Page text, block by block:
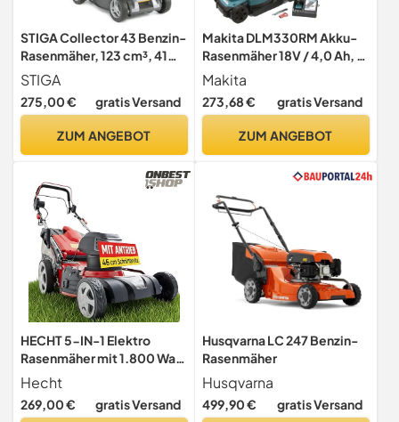
STIGA Collector 43 Benzin-
Rasenmäher, 123 cm³, 41
cm – 60 l Fangkorb,
Klappbarer Und
Verstellbarer Holm –
Rot
STIGA
275,00 € gratis Versand
ZUM ANGEBOT
Makita DLM330RM Akku-
Rasenmäher 18V / 4,0 Ah, 1
Akku + Ladegerät, Petrol
Makita
273,68 € gratis Versand
ZUM ANGEBOT
HECHT 5-IN-1 Elektro
Rasenmäher mit 1.800 Watt
Motor, 46 cm Schnittbreite,
Radantrieb, Mulchfunktion,
zentrale 7-Fach
Hecht
269,00 € gratis Versand
Husqvarna LC 247 Benzin-
Rasenmäher
Husqvarna
499,90 € gratis Versand